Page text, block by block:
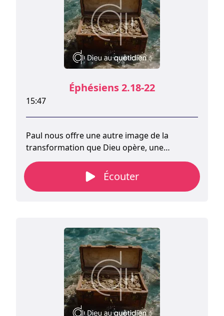
Éphésiens 2.18-22
15:47
Paul nous offre une autre image de la
transformation que Dieu opère, une
transformation que lui seul peut réaliser
grâce à l'œuvre de Jésus.Écouter